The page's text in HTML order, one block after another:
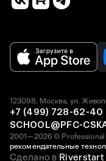
2001—2026 © Professional
рекомендательные
123098, Москва, ул.
+7 (499) 728-62-40
SCHOOL@PFC-
Сделано в Riverstart